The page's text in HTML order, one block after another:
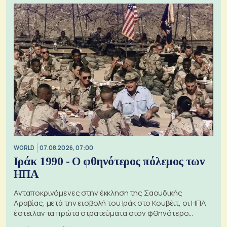
WORLD 07.08.2026, 07:00
Ιράκ 1990 - Ο φθηνότερος πόλεμος των
ΗΠΑ
Ανταποκρινόμενες στην έκκληση της Σαουδικής
Αραβίας, μετά την εισβολή του Ιράκ στο Κουβέιτ, οι ΗΠΑ
έστειλαν τα πρώτα στρατεύματα στον φθηνότερο